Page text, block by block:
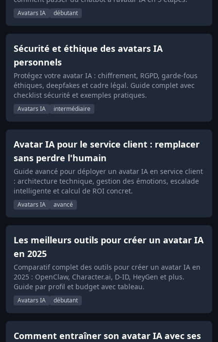
Avatars IA débutant
Sécurité et éthique des avatars IA
personnels
Protégez votre avatar IA : chiffrement, RGPD, garde-fous
éthiques, deepfakes et cadre légal. Guide complet avec
checklist sécurité et exemples pratiques.
Avatars IA intermédiaire
Avatar IA pour le service client : remplacer
sans perdre l'humain
Guide avancé pour déployer un avatar IA en service client
: architecture technique, gestion des émotions, escalade
intelligente et calcul de ROI concret.
Avatars IA avancé
Les meilleurs outils pour créer un avatar IA
en 2025
Comparatif complet des outils pour créer un avatar IA en
2025 : OpenClaw, Character.ai, D-ID, HeyGen et plus.
Guide par profil et budget avec tableau.
Avatars IA débutant
Comment entraîner son avatar IA avec ses